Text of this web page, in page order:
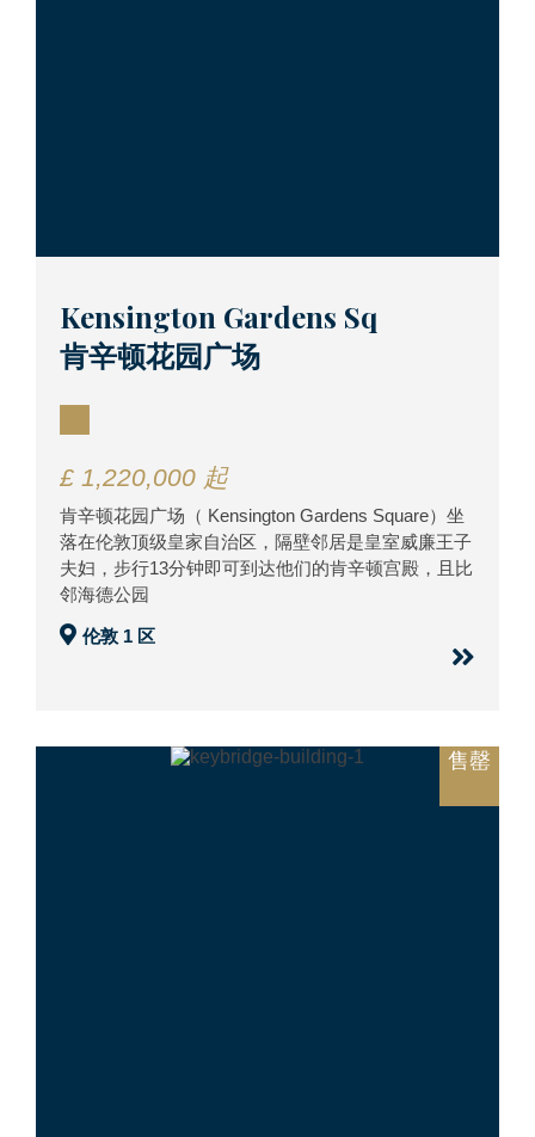
Kensington Gardens Sq
肯辛顿花园广场
£ 1,220,000 起
肯辛顿花园广场（ Kensington Gardens Square）坐
落在伦敦顶级皇家自治区，隔壁邻居是皇室威廉王子
夫妇，步行13分钟即可到达他们的肯辛顿宫殿，且比
邻海德公园
伦敦 1 区
售罄